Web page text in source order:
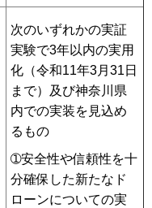
次のいずれかの実証
実験で3年以内の実用
化（令和11年3月31日
まで）及び神奈川県
内での実装を見込め
るもの
➀安全性や信頼性を十
分確保した新たなド
ローンについての実